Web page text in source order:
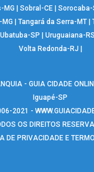
MG |Sobral-CE |Sorocaba-
Tangará da Serra-MT|
Ubatuba-SP |Uruguaiana-RS
Volta Redonda-RJ
- GUIA CIDADE
Iguapé-SP
2021 -
OS DIREITOS
DE PRIVACIDADE E